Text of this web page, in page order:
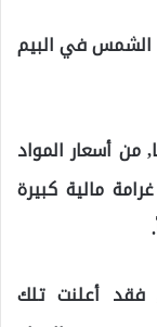
الشمس في البيم
أسعار المواد
مالية كبيرة
فقد أعلنت تلك